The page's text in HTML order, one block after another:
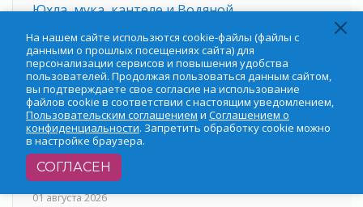
Юхла, мука, кантеле и Водяной
Лето катится с горки
01 августа 2026
В Ленобласти открылась экспозиция к 150-
летию Билибина
01 августа 2026
Лето без гаджетов
01 августа 2026
Болезнь девственниц и вампиров
01 августа 2026
На нашем сайте использются cookie-файлы (файлы с
данными о прошлых посещениях сайта) для
персонализации сервисов и повышения удобства
пользователей. Продолжая пользоваться данным сайтом,
вы подтверждаете свое согласие на использование
файлов cookie в соответствии с настоящим уведомлением,
Пользовательским соглашением и Соглашением о
конфиденциальности. Запретить обработку cookie можно
в настройке браузера.
СОГЛАСЕН